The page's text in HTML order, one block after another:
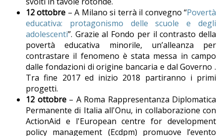
12 ottobre – A Milano si terrà il convegno “Povertà
educativa: protagonismo delle scuole e degli
adolescenti”. Grazie al Fondo per il contrasto della
povertà educativa minorile, un’alleanza per
contrastare il fenomeno è stata messa in campo
dalle fondazioni di origine bancaria e dal Governo .
Tra fine 2017 ed inizio 2018 partiranno i primi
progetti.
12 ottobre – A Roma Rappresentanza Diplomatica
Permanente di Italia all'Onu, in collaborazione con
ActionAid e l'European centre for development
policy management (Ecdpm) promuove l’evento